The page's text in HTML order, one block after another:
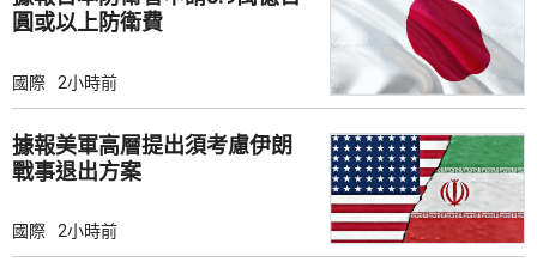
圓或以上防衛費
國際 2小時前
據報美軍高層提出須考慮伊朗
戰事退出方案
國際 2小時前